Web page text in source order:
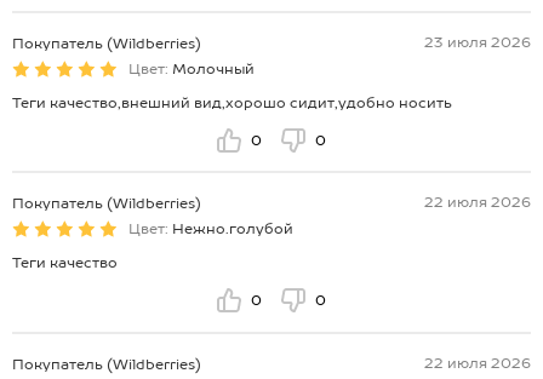
Покупатель (Wildberries)
23 июля 2026
Цвет: Молочный
Теги качество,внешний вид,хорошо сидит,удобно носить
0 0
Покупатель (Wildberries)
22 июля 2026
Цвет: Нежно.голубой
Теги качество
0 0
Покупатель (Wildberries)
22 июля 2026